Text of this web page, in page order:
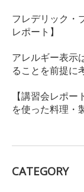
フレデリック・
レポート】
アレルギー表示
ることを前提
【講習会レポ
を使った料理・
CATEGORY